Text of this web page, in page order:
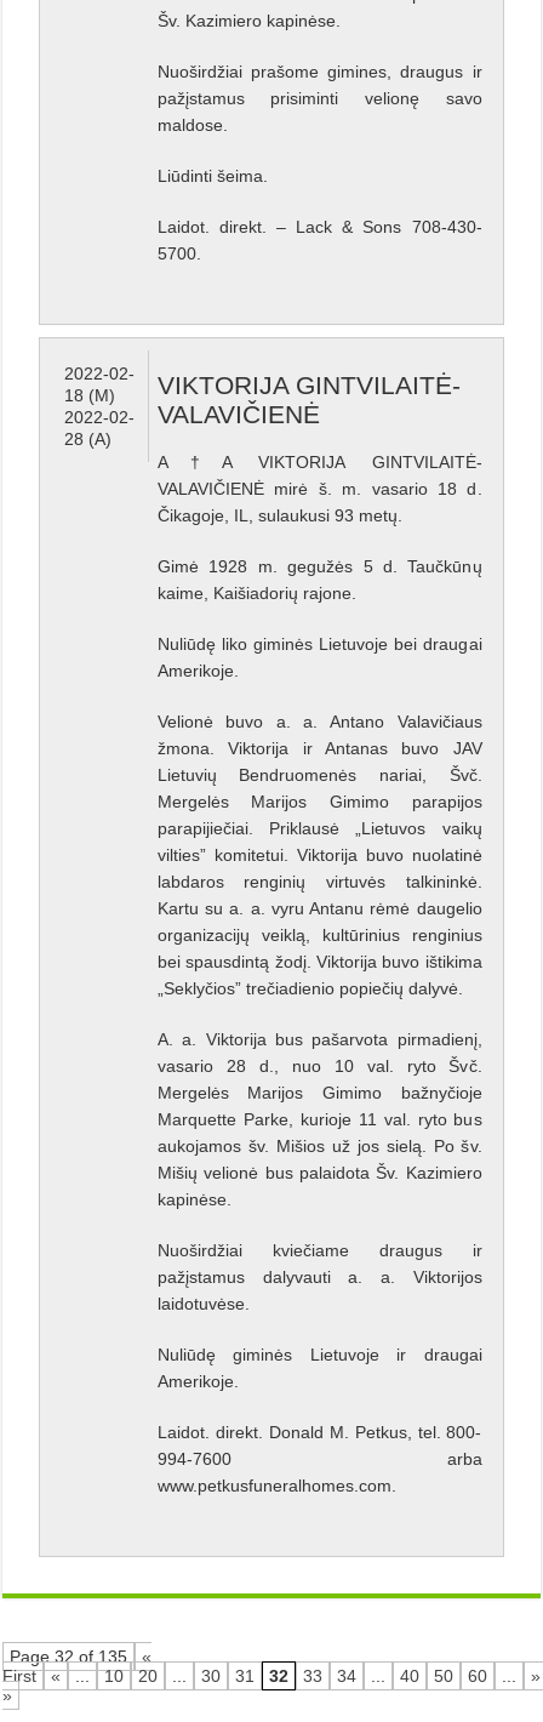
Šv. Kazimiero kapinėse.
Nuoširdžiai prašome gimines, draugus ir
pažįstamus prisiminti velionę savo
maldose.
Liūdinti šeima.
Laidot. direkt. – Lack & Sons 708-430-
5700.
2022-02-
18 (M)
2022-02-
28 (A)
VIKTORIJA GINTVILAITĖ-
VALAVIČIENĖ
A†A VIKTORIJA GINTVILAITĖ-
VALAVIČIENĖ mirė š. m. vasario 18 d.
Čikagoje, IL, sulaukusi 93 metų.
Gimė 1928 m. gegužės 5 d. Taučkūnų
kaime, Kaišiadorių rajone.
Nuliūdę liko giminės Lietuvoje bei draugai
Amerikoje.
Velionė buvo a. a. Antano Valavičiaus
žmona. Viktorija ir Antanas buvo JAV
Lietuvių Bendruomenės nariai, Švč.
Mergelės Marijos Gimimo parapijos
parapijiečiai. Priklausė „Lietuvos vaikų
vilties” komitetui. Viktorija buvo nuolatinė
labdaros renginių virtuvės talkininkė.
Kartu su a. a. vyru Antanu rėmė daugelio
organizacijų veiklą, kultūrinius renginius
bei spausdintą žodį. Viktorija buvo ištikima
„Seklyčios” trečiadienio popiečių dalyvė.
A. a. Viktorija bus pašarvota pirmadienį,
vasario 28 d., nuo 10 val. ryto Švč.
Mergelės Marijos Gimimo bažnyčioje
Marquette Parke, kurioje 11 val. ryto bus
aukojamos šv. Mišios už jos sielą. Po šv.
Mišių velionė bus palaidota Šv. Kazimiero
kapinėse.
Nuoširdžiai kviečiame draugus ir
pažįstamus dalyvauti a. a. Viktorijos
laidotuvėse.
Nuliūdę giminės Lietuvoje ir draugai
Amerikoje.
Laidot. direkt. Donald M. Petkus, tel. 800-
994-7600 arba
www.petkusfuneralhomes.com.
Page 32 of 135
«
First
« ... 10 20 30 31 32 33 34 40 50 60
»
»